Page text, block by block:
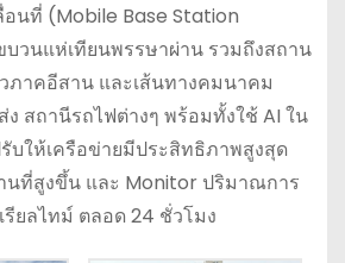
นที่ (Mobile Base Station
วนแห่เทียนพรรษาผ่าน รวมถึงสถาน
ภาคอีสาน และเส้นทางคมนาคม
สถานีรถไฟต่างๆ พร้อมทั้งใช้ AI ใน
บให้เครือข่ายมีประสิทธิภาพสูงสุด
นที่สูงขึ้น และ Monitor ปริมาณการ
ยลไทม์ ตลอด 24 ชั่วโมง